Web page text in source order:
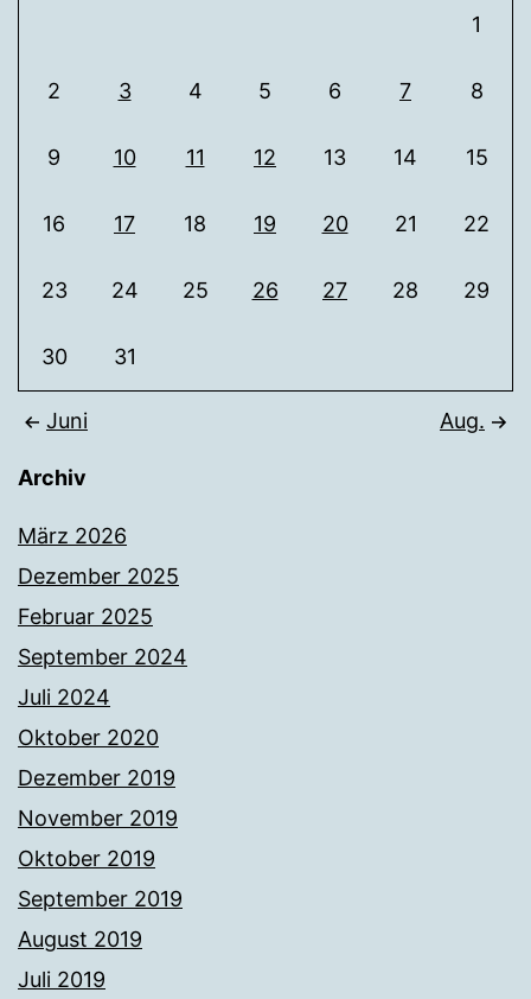
1
2 3 4 5 6 7 8
9 10 11 12 13 14 15
16 17 18 19 20 21 22
23 24 25 26 27 28 29
30 31
Juni Aug.
Archiv
März 2026
Dezember 2025
Februar 2025
September 2024
Juli 2024
Oktober 2020
Dezember 2019
November 2019
Oktober 2019
September 2019
August 2019
Juli 2019